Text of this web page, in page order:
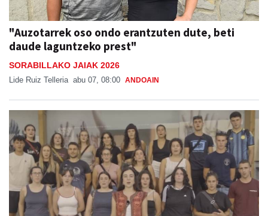
"Auzotarrek oso ondo erantzuten dute, beti
daude laguntzeko prest"
SORABILLAKO JAIAK 2026
Lide Ruiz Telleria abu 07, 08:00 ANDOAIN